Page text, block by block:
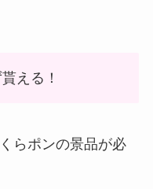
える！
らポンの景品が必